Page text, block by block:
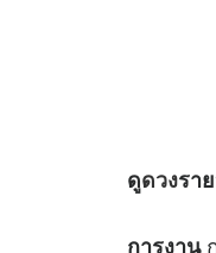
ดูดวงรา
การงาน